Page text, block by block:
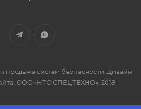
продажа систем беопасности. Дизайн
ООО «НТО СПЕЦТЕХНО», 2018